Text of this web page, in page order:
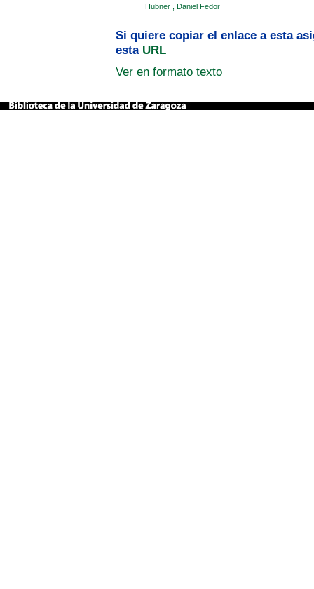
Hübner , Daniel Fedor
Si quiere copiar el enlace a esta
esta URL
Ver en formato texto